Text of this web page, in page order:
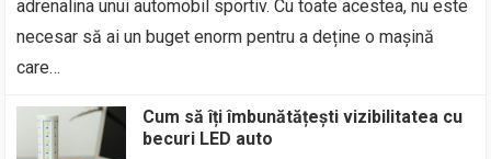
adrenalina unui automobil sportiv. Cu toate acestea, nu este
necesar să ai un buget enorm pentru a deține o mașină
care…
Cum să îți îmbunătățești vizibilitatea cu
becuri LED auto